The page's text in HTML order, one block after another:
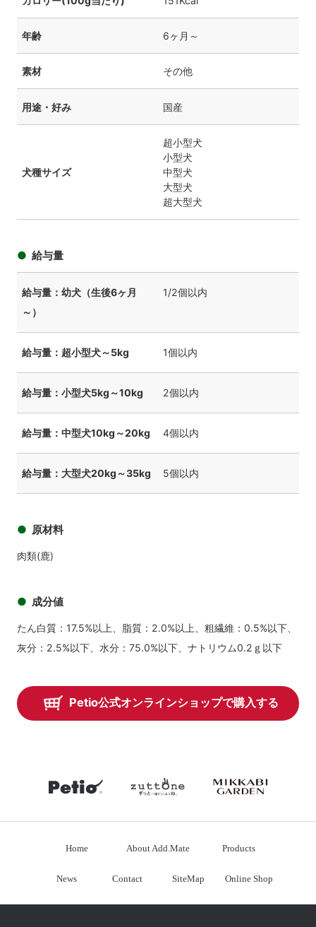
年齢 6ヶ月～
素材 その他
用途・好み 国産
犬種サイズ
超小型犬
小型犬
中型犬
大型犬
超大型犬
給与量
給与量：幼犬（生後6ヶ月
～）
1/2個以内
給与量：超小型犬～5kg 1個以内
給与量：小型犬5kg～10kg 2個以内
給与量：中型犬10kg～20kg 4個以内
給与量：大型犬20kg～35kg 5個以内
原材料
肉類(鹿)
成分値
たん白質：17.5%以上、脂質：2.0%以上、粗繊維：0.5%以下、
灰分：2.5%以下、水分：75.0%以下、ナトリウム0.2ｇ以下
Petio公式オンラインショップで購入する
Home About Add.Mate Products
News Contact SiteMap Online Shop